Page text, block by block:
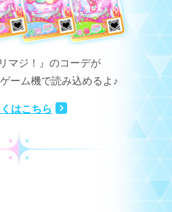
マジ！』のコーデが
ーム機で読み込めるよ♪
はこちら